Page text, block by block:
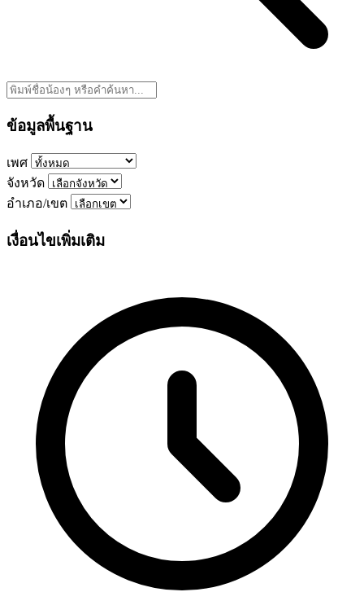
ข้อมูลพื้นฐาน
เพศ
จังหวัด
อำเภอ/เขต
เงื่อนไขเพิ่มเติม